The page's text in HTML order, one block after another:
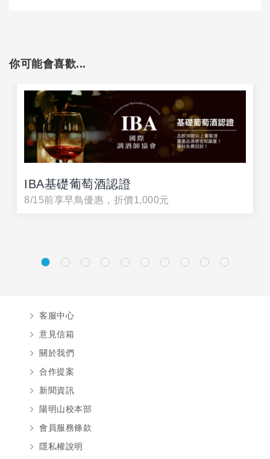
你可能會喜歡...
IBA基礎葡萄酒認證
8/15前享早鳥優惠，折價1,000元
客服中心
意見信箱
關於我們
合作提案
新聞資訊
陽明山校本部
會員服務條款
隱私權說明